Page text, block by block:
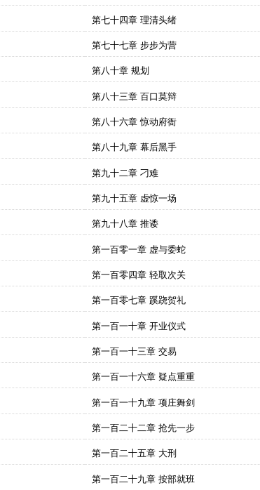
第七十四章 理清头绪
第七十七章 步步为营
第八十章 规划
第八十三章 百口莫辩
第八十六章 惊动府衙
第八十九章 幕后黑手
第九十二章 刁难
第九十五章 虚惊一场
第九十八章 推诿
第一百零一章 虚与委蛇
第一百零四章 轻取次关
第一百零七章 蹊跷贺礼
第一百一十章 开业仪式
第一百一十三章 交易
第一百一十六章 疑点重重
第一百一十九章 项庄舞剑
第一百二十二章 抢先一步
第一百二十五章 大刑
第一百二十九章 按部就班